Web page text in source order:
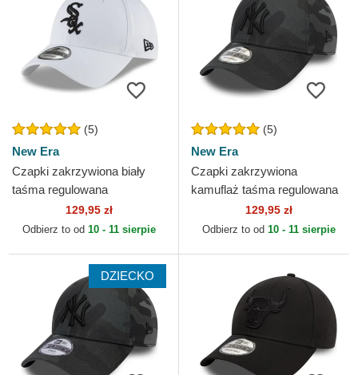
(5)
New Era
Czapki zakrzywiona biały
taśma regulowana
9TWENTY Core Classic
Chicago White Sox MLB
129,95 zł
Odbierz to od 10 - 11 sierpie
(5)
New Era
Czapki zakrzywiona
kamuflaż taśma regulowana
9FORTY League Essential
New York Yankees MLB New
129,95 zł
Odbierz to od 10 - 11 sierpie
DZIECKO